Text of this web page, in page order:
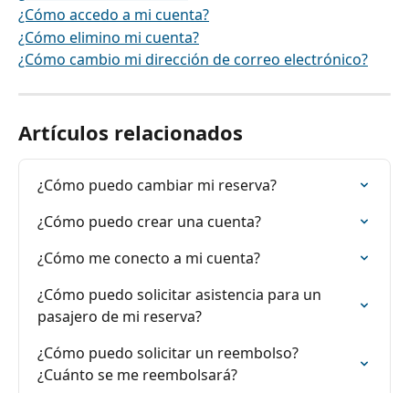
¿Cómo accedo a mi cuenta?
¿Cómo elimino mi cuenta?
¿Cómo cambio mi dirección de correo electrónico?
Artículos relacionados
¿Cómo puedo cambiar mi reserva?
¿Cómo puedo crear una cuenta?
¿Cómo me conecto a mi cuenta?
¿Cómo puedo solicitar asistencia para un
pasajero de mi reserva?
¿Cómo puedo solicitar un reembolso?
¿Cuánto se me reembolsará?